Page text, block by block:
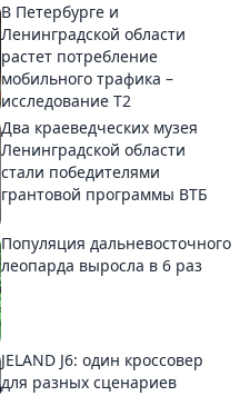
В Петербурге и
Ленинградской области
растет потребление
мобильного трафика –
исследование T2
Два краеведческих музея
Ленинградской области
стали победителями
грантовой программы ВТБ
Популяция дальневосточного
леопарда выросла в 6 раз
JELAND J6: один кроссовер
для разных сценариев